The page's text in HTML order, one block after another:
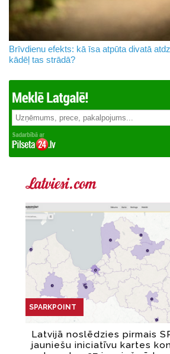
Brīvdienu efekts: kā īsa atpūta divatā
kādēļ tas strādā?